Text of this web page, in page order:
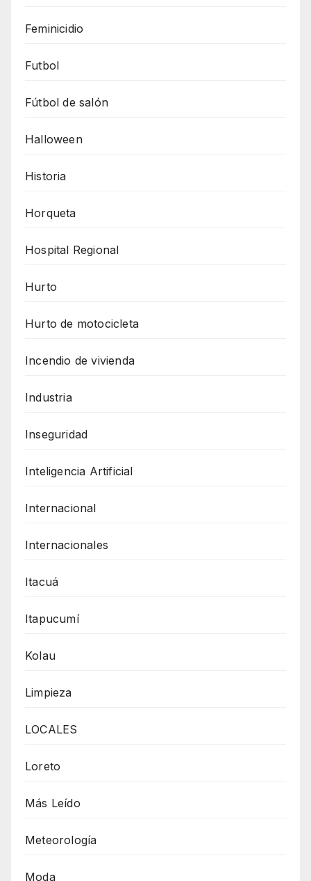
Feminicidio
Futbol
Fútbol de salón
Halloween
Historia
Horqueta
Hospital Regional
Hurto
Hurto de motocicleta
Incendio de vivienda
Industria
Inseguridad
Inteligencia Artificial
Internacional
Internacionales
Itacuá
Itapucumí
Kolau
Limpieza
LOCALES
Loreto
Más Leído
Meteorología
Moda